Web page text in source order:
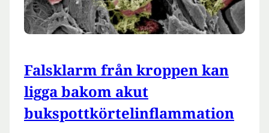
Falsklarm från kroppen kan
ligga bakom akut
bukspottkörtelinflammation